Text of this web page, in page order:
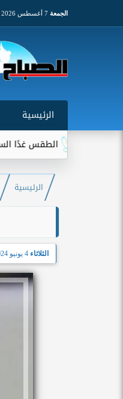
الجمعة
الرئيسية
الطقس غدًا السبت 8 أغسطس 2026.. انخفاض الحرارة وشبورة ورياح على عدة...
الرئيسية
الثلاثاء 4 يونيو 2024